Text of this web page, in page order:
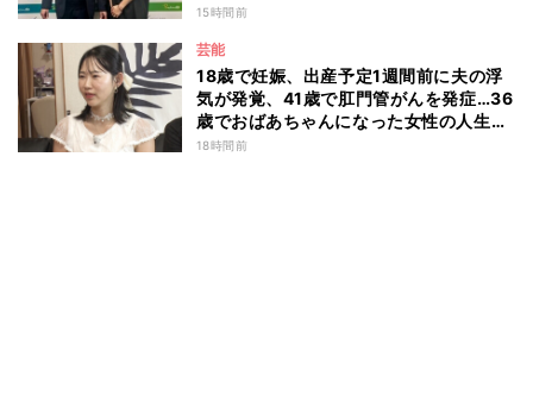
15時間前
芸能
18歳で妊娠、出産予定1週間前に夫の浮
気が発覚、41歳で肛門管がんを発症…36
歳でおばあちゃんになった女性の人生に
島田珠代も思わず涙 『愛のハイエナ
18時間前